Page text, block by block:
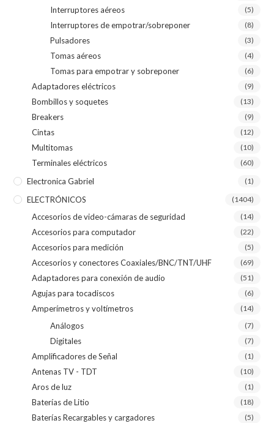
Interruptores aéreos (5)
Interruptores de empotrar/sobreponer (8)
Pulsadores (3)
Tomas aéreos (4)
Tomas para empotrar y sobreponer (6)
Adaptadores eléctricos (9)
Bombillos y soquetes (13)
Breakers (9)
Cintas (12)
Multitomas (10)
Terminales eléctricos (60)
Electronica Gabriel (1)
ELECTRÓNICOS (1404)
Accesorios de video-cámaras de seguridad (14)
Accesorios para computador (22)
Accesorios para medición (5)
Accesorios y conectores Coaxiales/BNC/TNT/UHF (69)
Adaptadores para conexión de audio (51)
Agujas para tocadiscos (6)
Amperímetros y voltímetros (14)
Análogos (7)
Digitales (7)
Amplificadores de Señal (1)
Antenas TV - TDT (10)
Aros de luz (1)
Baterías de Litio (18)
Baterías Recargables y cargadores (5)